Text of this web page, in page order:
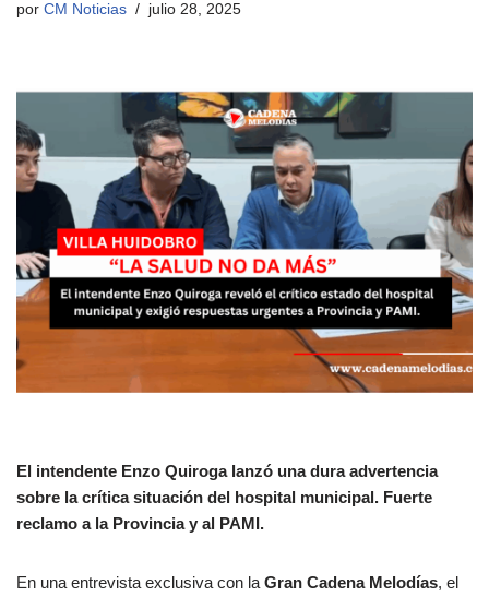
por CM Noticias julio 28, 2025
El intendente Enzo Quiroga lanzó una dura advertencia
sobre la crítica situación del hospital municipal. Fuerte
reclamo a la Provincia y al PAMI.
En una entrevista exclusiva con la Gran Cadena Melodías, el